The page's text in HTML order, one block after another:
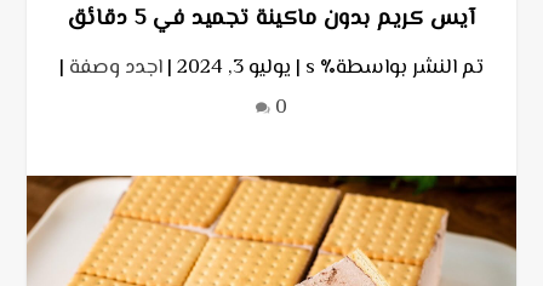
آيس كريم بدون ماكينة تجميد في 5 دقائق
تم النشر بواسطة٪ s | يوليو 3, 2024 |اجدد وصفة |
0